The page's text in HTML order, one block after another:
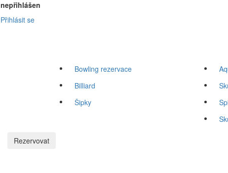
nepřihlášen
Přihlásit se
Bowling rezervace
Billiard
Šipky
Rezervovat